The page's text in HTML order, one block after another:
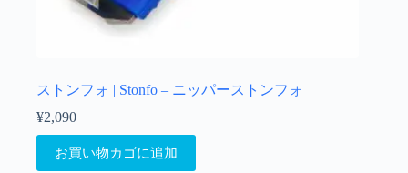
ストンフォ | Stonfo – ニッパーストンフォ
¥2,090
お買い物カゴに追加